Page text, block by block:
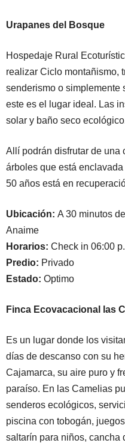
Urapanes del Bosque
Hospedaje Rural
realizar Ciclo montañismo,
senderismo o simplemente
este es el lugar ideal. Las
solar y baño seco
Allí podrán disfrutar de una
árboles que está
50 años está en
Ubicación: A 30 minutos
Anaime
Horarios: Check in 06:00
Predio: Privado
Estado: Optimo
Finca Ecovacacional las
Es un lugar donde los
días de descanso con su
Cajamarca, su aire puro y
paraíso. En las Camelias
senderos ecológicos,
piscina con tobogán,
saltarín para niños, cancha